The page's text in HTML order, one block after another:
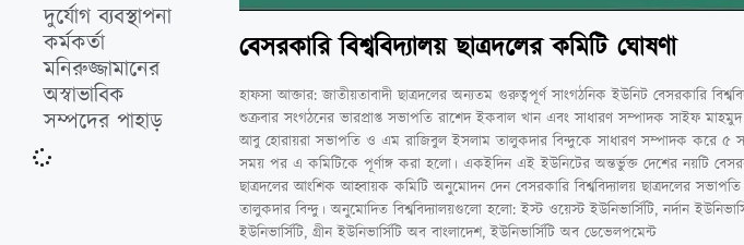
দুর্যোগ ব্যবস্থাপনা
কর্মকর্তা
মনিরুজ্জামানের
অস্বাভাবিক
সম্পদের পাহাড়
বেসরকারি বিশ্ববিদ্যালয় ছাত্রদলের কমিটি ঘোষণা
হাফসা আক্তার: জাতীয়তাবাদী ছাত্রদলের অন্যতম গুরুত্বপূর্ণ সাংগঠনিক ইউনিট বেসরকারি
শুক্রবার সংগঠনের ভারপ্রাপ্ত সভাপতি রাশেদ ইকবাল খান এবং সাধারণ সম্পাদক সাইফ
আবু হোরায়রা সভাপতি ও এম রাজিবুল ইসলাম তালুকদার বিন্দুকে সাধারণ সম্পাদক করে ৫
সময় পর এ কমিটিকে পূর্ণাঙ্গ করা হলো। একইদিন এই ইউনিটের অন্তর্ভুক্ত দেশের নয়টি
ছাত্রদলের আংশিক আহ্বায়ক কমিটি অনুমোদন দেন বেসরকারি বিশ্ববিদ্যালয় ছাত্রদলের
তালুকদার বিন্দু। অনুমোদিত বিশ্ববিদ্যালয়গুলো হলো: ইস্ট ওয়েস্ট ইউনিভার্সিটি, নর্দান
ইউনিভার্সিটি, গ্রীন ইউনিভার্সিটি অব বাংলাদেশ, ইউনিভার্সিটি অব ডেভেলপমেন্ট